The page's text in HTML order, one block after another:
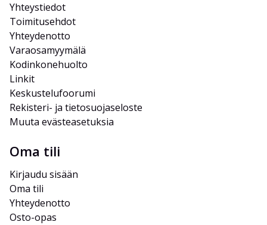
Yhteystiedot
Toimitusehdot
Yhteydenotto
Varaosamyymälä
Kodinkonehuolto
Linkit
Keskustelufoorumi
Rekisteri- ja tietosuojaseloste
Muuta evästeasetuksia
Oma tili
Kirjaudu sisään
Oma tili
Yhteydenotto
Osto-opas